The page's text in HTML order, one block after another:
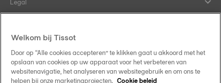
Onze verplichtingen
Welkom bij Tissot
Door op “Alle cookies accepteren” te klikken gaat u akkoord met het
opslaan van cookies op uw apparaat voor het verbeteren van
websitenavigatie, het analyseren van websitegebruik en om ons te
helpen bij onze marketingprojecten. Cookie beleid